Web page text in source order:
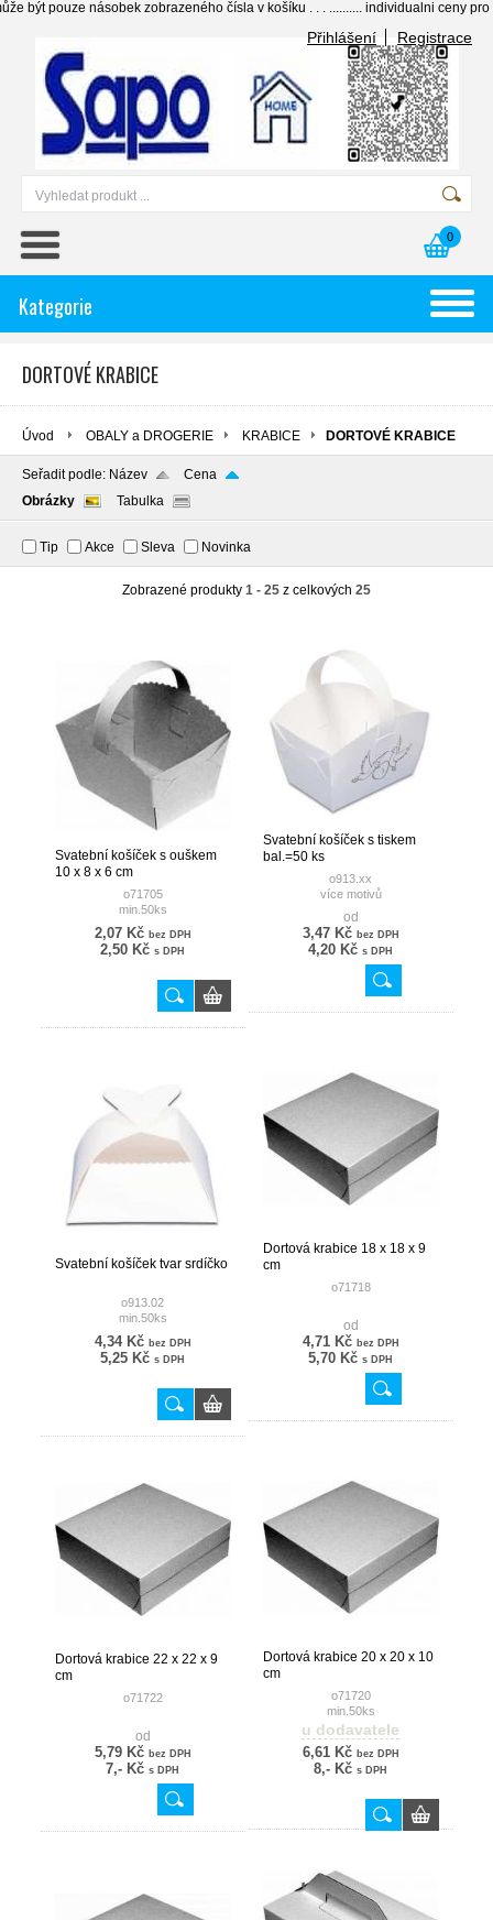
pouze násobek zobrazeného čísla v košíku . . . .......... individualni ceny pro
Přihlášení Registrace
0
Kategorie
DORTOVÉ KRABICE
Úvod OBALY a DROGERIE KRABICE DORTOVÉ KRABICE
Seřadit podle: Název
Cena
Obrázky
Tabulka
Tip Akce Sleva Novinka
Zobrazené produkty 1 - 25 z celkových 25
Svatební košíček s ouškem
10 x 8 x 6 cm
o71705
min.50ks
2,07 Kč bez DPH
2,50 Kč s DPH
Svatební košíček s tiskem
bal.=50 ks
o913.xx
více motivů
od
3,47 Kč bez DPH
4,20 Kč s DPH
Svatební košíček tvar srdíčko
o913.02
min.50ks
4,34 Kč bez DPH
5,25 Kč s DPH
Dortová krabice 18 x 18 x 9
cm
o71718
od
4,71 Kč bez DPH
5,70 Kč s DPH
Dortová krabice 22 x 22 x 9
cm
o71722
od
5,79 Kč bez DPH
7,- Kč s DPH
Dortová krabice 20 x 20 x 10
cm
o71720
min.50ks
u dodavatele
6,61 Kč bez DPH
8,- Kč s DPH